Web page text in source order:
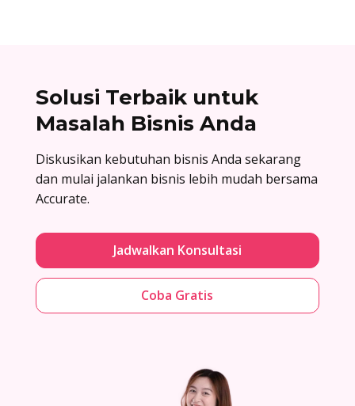
Solusi Terbaik untuk
Masalah Bisnis Anda
Diskusikan kebutuhan bisnis Anda sekarang
dan mulai jalankan bisnis lebih mudah bersama
Accurate.
Jadwalkan Konsultasi
Coba Gratis